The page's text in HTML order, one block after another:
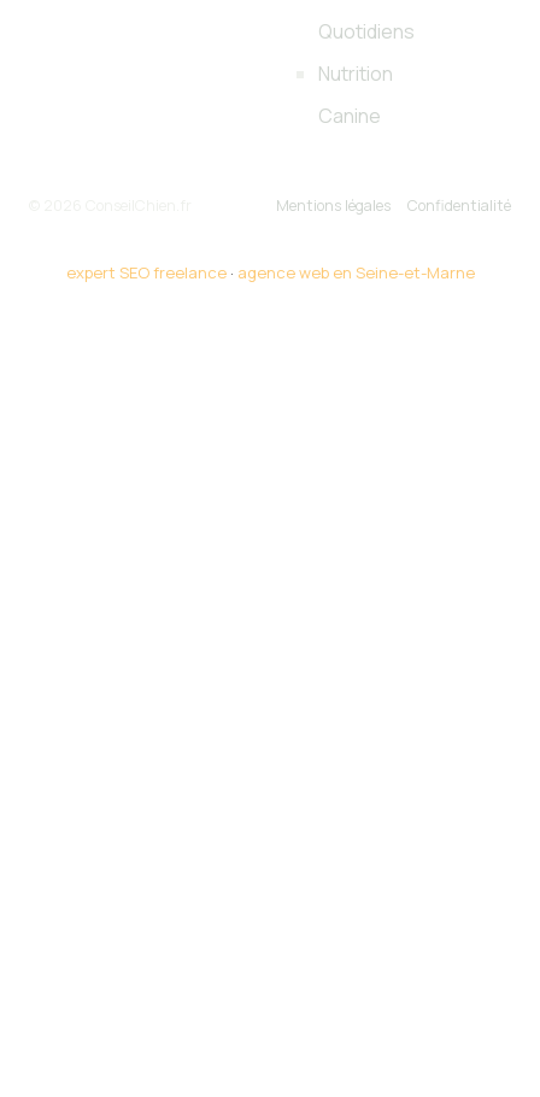
Quotidiens
Nutrition
Canine
Mentions légales Confidentialité
expert SEO freelance· agence web en Seine-et-Marne